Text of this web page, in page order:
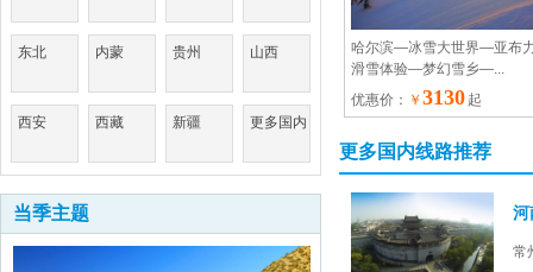
东北 内蒙 贵州 山西
西安 西藏 新疆 更多国内
当季主题
哈尔滨—冰雪大世界—亚布
滑雪体验—梦幻雪乡—...
优惠价： ￥ 3130 起
更多国内线路推荐
常